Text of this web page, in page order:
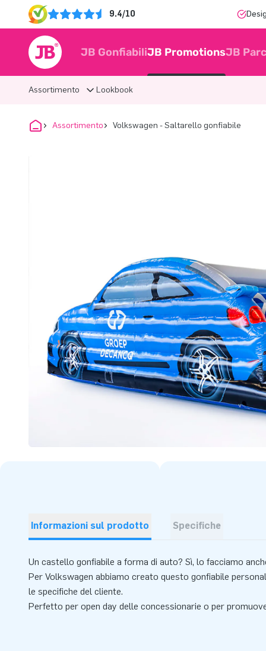
9.4/10
JB GonfiabiliJB PromotionsJB
Assortimento Lookbook
Assortimento Volkswagen - Saltarello gonfiabile
Informazioni sul prodotto Specifiche
Un castello gonfiabile a forma di auto? Sì, lo facciamo
Per Volkswagen abbiamo creato questo gonfiabile
le specifiche del cliente.
Perfetto per open day delle concessionarie o per